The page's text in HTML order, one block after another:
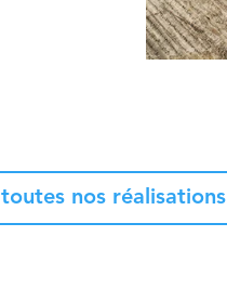
toutes nos réalisations